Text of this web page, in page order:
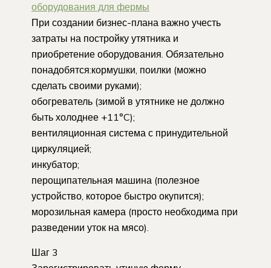
оборудования для фермы
При создании бизнес-плана важно учесть
затраты на постройку утятника и
приобретение оборудования. Обязательно
понадобятся:кормушки, поилки (можно
сделать своими руками);
обогреватель (зимой в утятнике не должно
быть холоднее +11°C);
вентиляционная система с принудительной
циркуляцией;
инкубатор;
перощипательная машина (полезное
устройство, которое быстро окупится);
морозильная камера (просто необходима при
разведении уток на мясо).
Шаг 3